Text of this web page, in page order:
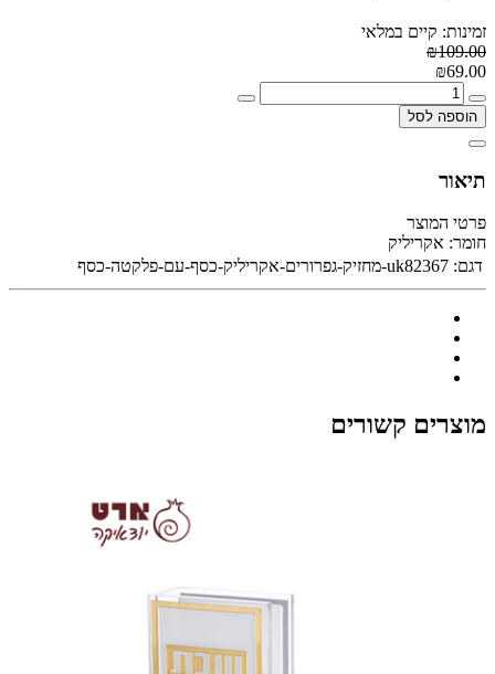
זמינות: קיים במלאי
₪109.00
₪69.00
הוספה לסל
תיאור
פרטי המוצר
חומר: אקריליק
דגם: uk82367-מחזיק-גפרורים-אקריליק-כסף-עם-פלקטה-כסף
מוצרים קשורים